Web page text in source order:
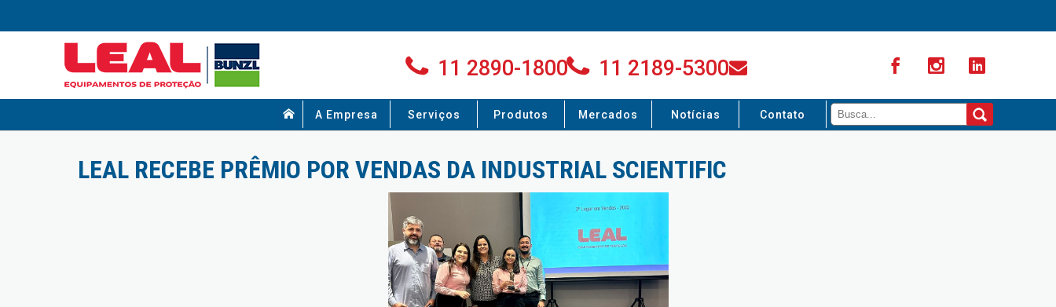
11 2890-1800 11 2189-5300
A Empresa Serviços Produtos Mercados Notícias Contato
LEAL RECEBE PRÊMIO POR VENDAS DA INDUSTRIAL SCIENTIFIC